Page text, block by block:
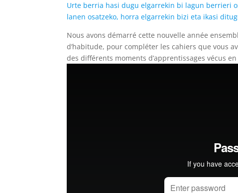
Urte berria hasi dugu elgarrekin bi lagun berrieri
lanen osatzeko, horra elgarrekin bizi eta ikasi
Nous avons démarré cette nouvelle année
d’habitude, pour compléter les cahiers que vous
des différents moments d’apprentissages vécus en